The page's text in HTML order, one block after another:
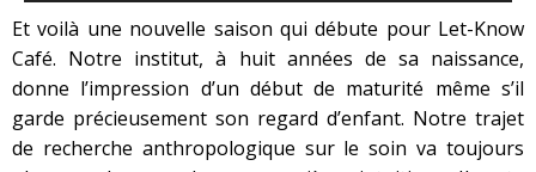
Et voilà une nouvelle saison qui débute pour Let-Know
Café. Notre institut, à huit années de sa naissance,
donne l’impression d’un début de maturité même s’il
garde précieusement son regard d’enfant. Notre trajet
de recherche anthropologique sur le soin va toujours